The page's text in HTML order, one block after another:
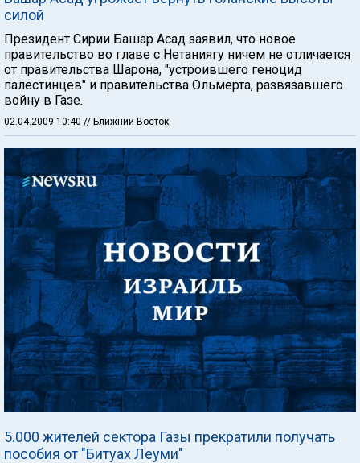
силой
Президент Сирии Башар Асад заявил, что новое
правительство во главе с Нетаниягу ничем не отличается
от правительства Шарона, "устроившего геноцид
палестинцев" и правительства Ольмерта, развязавшего
войну в Газе.
02.04.2009 10:40 // Ближний Восток
5.000 жителей сектора Газы прекратили получать
пособия от "Битуах Леуми"